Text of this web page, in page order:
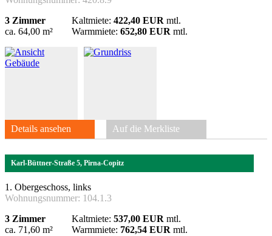
3 Zimmer
ca. 64,00 m²
Kaltmiete: 422,40 EUR mtl.
Warmmiete: 652,80 EUR mtl.
Details ansehen Auf die Merkliste
Karl-Büttner-Straße 5, Pirna-Copitz
1. Obergeschoss, links
Wohnungsnummer: 104.1.3
3 Zimmer
ca. 71,60 m²
Kaltmiete: 537,00 EUR mtl.
Warmmiete: 762,54 EUR mtl.